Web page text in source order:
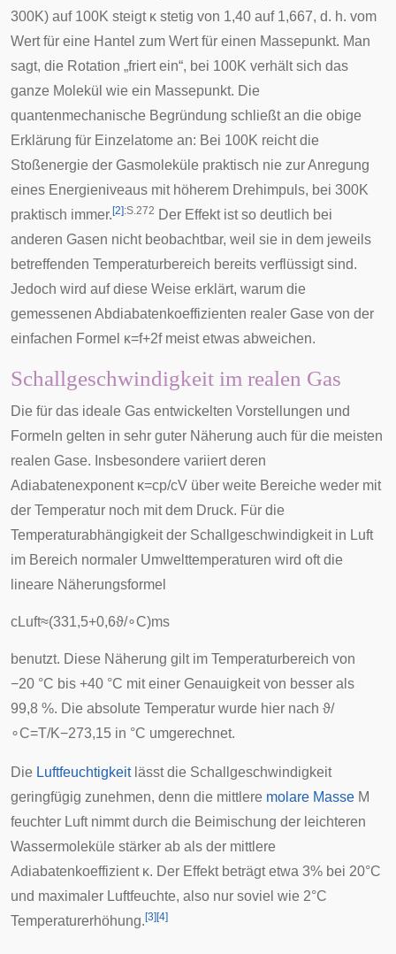
300K) auf 100K steigt κ stetig von 1,40 auf 1,667, d. h. vom
Wert für eine Hantel zum Wert für einen Massepunkt. Man
sagt, die Rotation „friert ein“, bei 100K verhält sich das
ganze Molekül wie ein Massepunkt. Die
quantenmechanische Begründung schließt an die obige
Erklärung für Einzelatome an: Bei 100K reicht die
Stoßenergie der Gasmoleküle praktisch nie zur Anregung
eines Energieniveaus mit höherem Drehimpuls, bei 300K
praktisch immer. [2]:S.272 Der Effekt ist so deutlich bei
anderen Gasen nicht beobachtbar, weil sie in dem jeweils
betreffenden Temperaturbereich bereits verflüssigt sind.
Jedoch wird auf diese Weise erklärt, warum die
gemessenen Abdiabatenkoeffizienten realer Gase von der
einfachen Formel κ=f+2fmeist etwas abweichen.
Schallgeschwindigkeit im realen Gas
Die für das ideale Gas entwickelten Vorstellungen und
Formeln gelten in sehr guter Näherung auch für die meisten
realen Gase. Insbesondere variiert deren
Adiabatenexponent κ=cp/cV über weite Bereiche weder mit
der Temperatur noch mit dem Druck. Für die
Temperaturabhängigkeit der Schallgeschwindigkeit in Luft
im Bereich normaler Umwelttemperaturen wird oft die
lineare Näherungsformel
cLuft≈(331,5+0,6ϑ/∘C)ms
benutzt. Diese Näherung gilt im Temperaturbereich von
−20 °C bis +40 °C mit einer Genauigkeit von besser als
99,8 %. Die absolute Temperatur wurde hier nach ϑ/
∘C=T/K−273,15 in °C umgerechnet.
Die Luftfeuchtigkeitlässt die Schallgeschwindigkeit
geringfügig zunehmen, denn die mittlere molare Masse M
feuchter Luft nimmt durch die Beimischung der leichteren
Wassermoleküle stärker ab als der mittlere
Adiabatenkoeffizient κ. Der Effekt beträgt etwa 3% bei 20°C
und maximaler Luftfeuchte, also nur soviel wie 2°C
Temperaturerhöhung. [3] [4]